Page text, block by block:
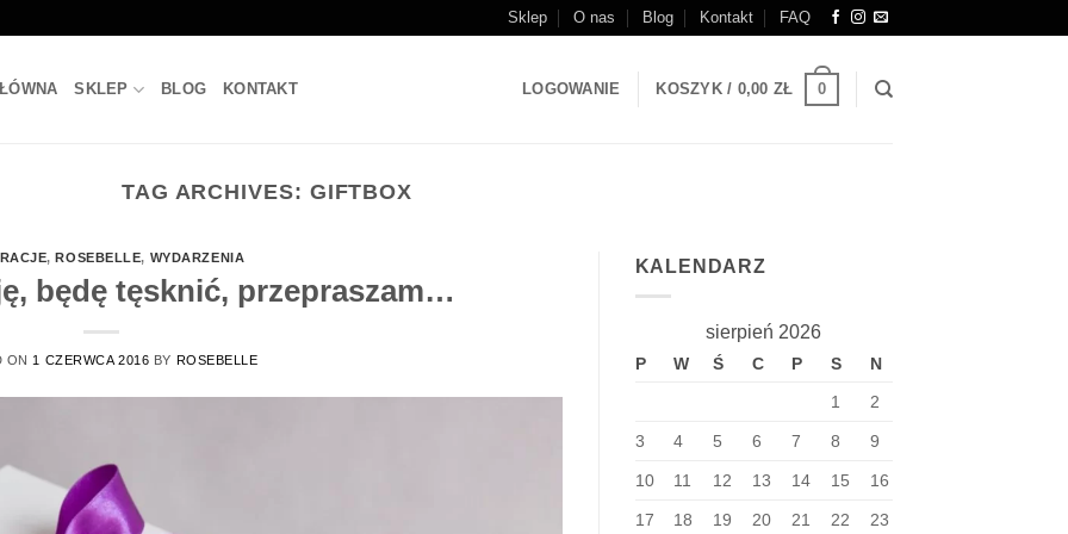
Sklep O nas Blog Kontakt FAQ
SKLEP BLOG KONTAKT LOGOWANIE KOSZYK / 0,00 ZŁ 0
TAG ARCHIVES: GIFTBOX
,ROSEBELLE, WYDARZENIA
będę tęsknić, przepraszam…
ON 1 CZERWCA 2016 BY ROSEBELLE
KALENDARZ
sierpień 2026
P W Ś C P S
N
1
2
3 4 5 6 7 8 9
10 11 12 13 14 15 16
17 18 19 20 21 22 23